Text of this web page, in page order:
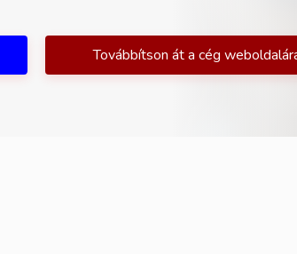
Továbbítson át a cég